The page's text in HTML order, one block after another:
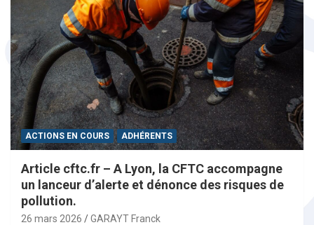
ACTIONS EN COURS ADHÉRENTS
Article cftc.fr – A Lyon, la CFTC accompagne
un lanceur d’alerte et dénonce des risques de
pollution.
26 mars 2026 GARAYT Franck